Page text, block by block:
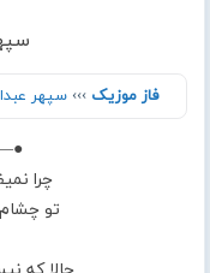
فاز موزیک ›››سپهر
چرا
تو